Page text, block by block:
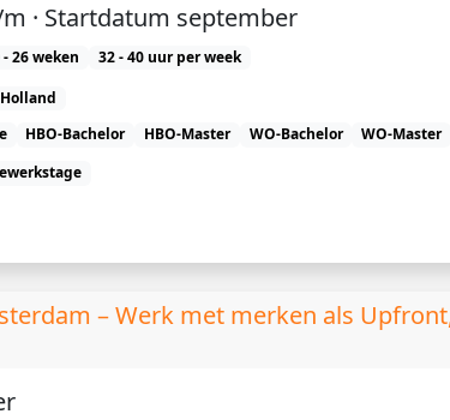
m · Startdatum september
- 26 weken
32 - 40 uur per week
HBO-Bachelor HBO-Master WO-Bachelor
WO-Master
– Werk met merken als